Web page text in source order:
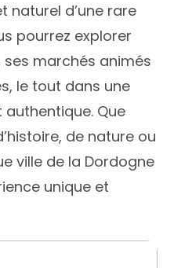
naturel d’une rare
pourrez explorer
ses marchés animés
le tout dans une
Que
de nature ou
ville de la Dordogne
unique et